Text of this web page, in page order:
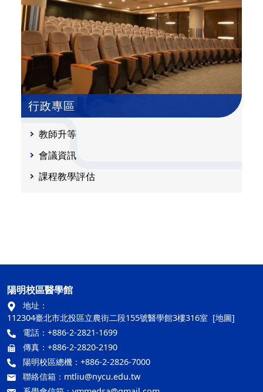
行政專區
教師升等
會議資訊
課程教學評估
陽明校區醫學館
地址：
112304臺北市北投區立農街二段155號醫學館3樓316室 [地圖]
電話：+886-2-2821-1699
傳真：+886-2-2820-2190
陽明校區總機：+886-2-2826-7000
聯絡信箱： mtliu@nycu.edu.tw